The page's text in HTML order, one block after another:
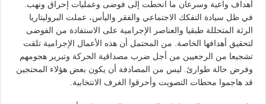
أهداف واعية وسرعان ما انحطت إلى فوضى وعمليات إحراق ونهب.
في ظل سيادة التفكك الاجتماعي والفقر واليأس، عملت البروليتاريا
الرثة المتحللة طبقيا والعناصر الإجرامية على الاستفادة من الفوضى
لتحقيق أهدافها الخاصة. من المحتمل أن هذه الأعمال الإجرامية تلقت
تشجيعا من الرجعيين من أجل ضرب مصداقية الحركة وتبرير هجومهم
وفرض حالة طوارئ. ليس من المصادفة أن يكون بعض هؤلاء المحتجين
قد هاجموا محطات التصويت وأحرقوا الغرف الانتخابية.